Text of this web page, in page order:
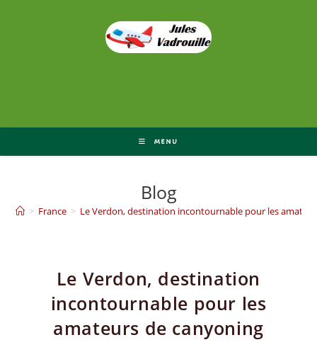
MENU
Blog
> France > Le Verdon, destination incontournable pour les
Le Verdon, destination
incontournable pour les
amateurs de canyoning